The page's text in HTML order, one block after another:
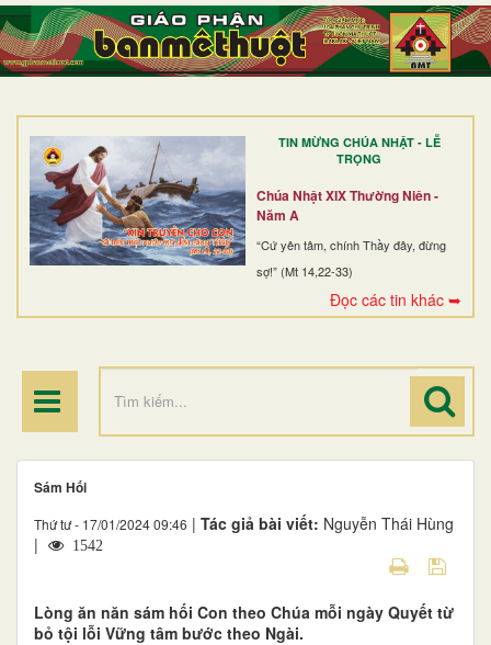
TIN MỪNG CHÚA NHẬT - LỄ
TRỌNG
Chúa Nhật XIX Thường Niên -
Năm A
“Cứ yên tâm, chính Thầy đây, đừng
sợ!” (Mt 14,22-33)
Đọc các tin khác ➥
TRANG NHẤT
GIỚI THIỆU
DÒNG TU
BAN MỤC VỤ
ĐOÀN THỂ CG
ĐIỂM HÀNH HƯƠNG
Sám Hối
Thứ tư - 17/01/2024 09:46 | Tác giả bài viết: Nguyễn Thái Hùng
|
1542
Lòng ăn năn sám hối Con theo Chúa mỗi ngày Quyết từ
bỏ tội lỗi Vững tâm bước theo Ngài.